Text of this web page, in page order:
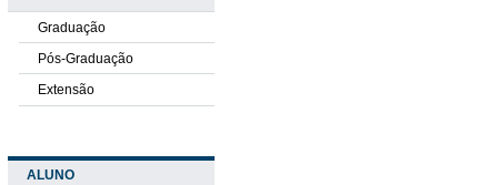
Graduação
Pós-Graduação
Extensão
ALUNO